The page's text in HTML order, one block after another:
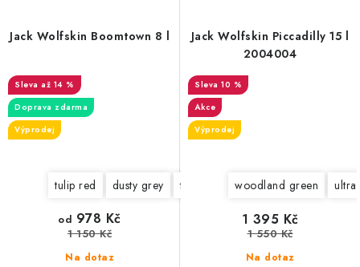
Jack Wolfskin Boomtown 8 l
až 14 %
Doprava zdarma
Výprodej
tulip red dusty grey teal grey afterglow
Na dotaz
od 978 Kč
1 150 Kč
Jack Wolfskin Piccadilly 15 l
2004004
10 %
Akce
Výprodej
woodland green ultra
Na dotaz
1 395 Kč
1 550 Kč